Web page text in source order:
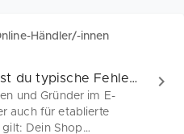
Händler/-innen
So vermeidest du typische Fehler im Online-Shop
und Gründer im E-
auch für etablierte
Dein Shop